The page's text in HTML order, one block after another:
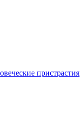
пристрастия